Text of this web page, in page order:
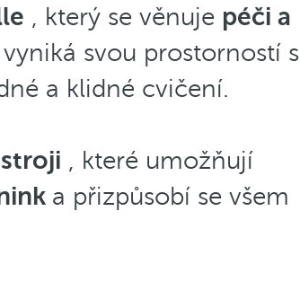
, který se věnuje péči a
svou prostorností s
a klidné cvičení.
, které umožňují
a přizpůsobí se všem